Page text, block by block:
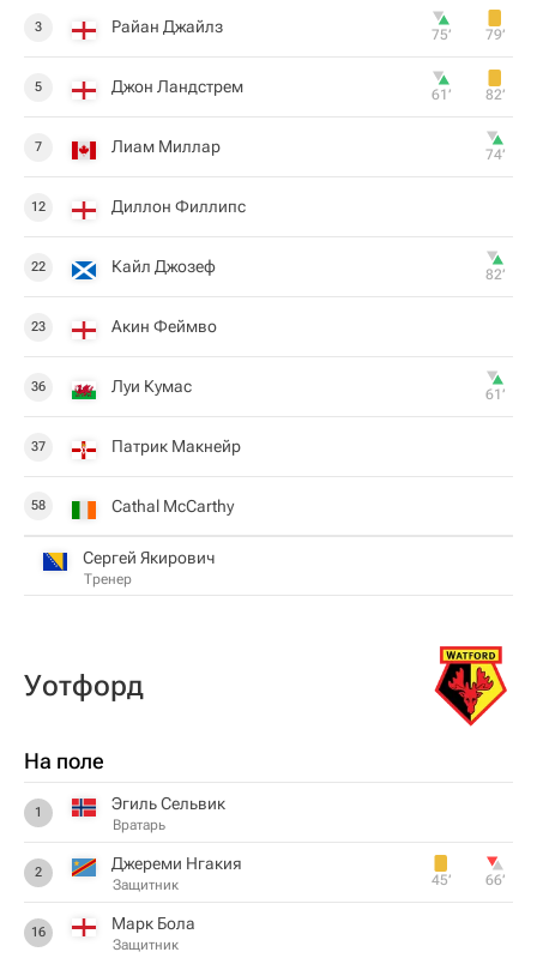
3 Райан Джайлз 75‎’‎ 79‎’‎
5 Джон Ландстрем 61‎’‎ 82‎’‎
7 Лиам Миллар 74‎’‎
12 Диллон Филлипс
22 Кайл Джозеф 82‎’‎
23 Акин Феймво
36 Луи Кумас 61‎’‎
37 Патрик Макнейр
58 Cathal McCarthy
Сергей Якирович
Тренер
Уотфорд
На поле
1 Эгиль Сельвик
Вратарь
2 Джереми Нгакия
Защитник 45‎’‎ 66‎’‎
16 Марк Бола
Защитник